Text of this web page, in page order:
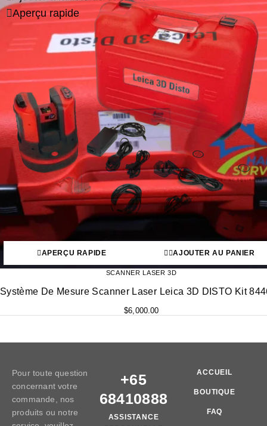
Aperçu rapide
APERÇU RAPIDE AJOUTER AU PANIER
SCANNER LASER 3D
Système De Mesure Scanner Laser Leica 3D DISTO Kit
$6,000.00
Pour toute question
concernant votre
commande, nos
produits ou notre
+65
68410888
ASSISTANCE
ACCUEIL
BOUTIQUE
FAQ